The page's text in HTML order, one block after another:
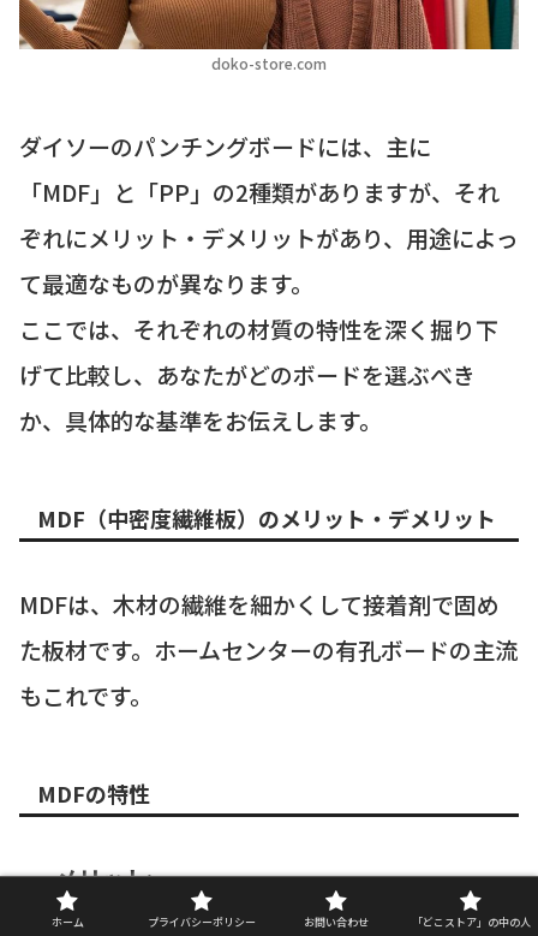
doko-store.com
ダイソーのパンチングボードには、主に
「MDF」と「PP」の2種類がありますが、それ
ぞれにメリット・デメリットがあり、用途によっ
て最適なものが異なります。
ここでは、それぞれの材質の特性を深く掘り下
げて比較し、あなたがどのボードを選ぶべき
か、具体的な基準をお伝えします。
MDF（中密度繊維板）のメリット・デメリット
MDFは、木材の繊維を細かくして接着剤で固め
た板材です。ホームセンターの有孔ボードの主流
もこれです。
MDFの特性
メリット:
・見た目が木材に近く、高級感があるためイ
ホーム プライバシーポリシー お問い合わせ 「どこストア」の中の人